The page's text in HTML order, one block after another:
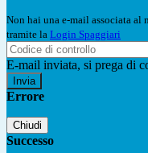
Non hai una e-mail associata al
tramite la Login Spaggiari
E-mail inviata, si prega di
Errore
Chiudi
Successo